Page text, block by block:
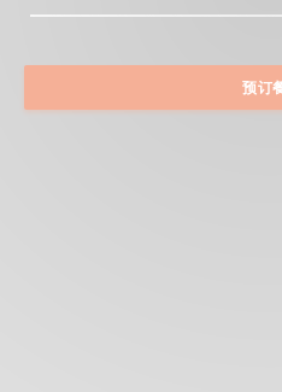
预订